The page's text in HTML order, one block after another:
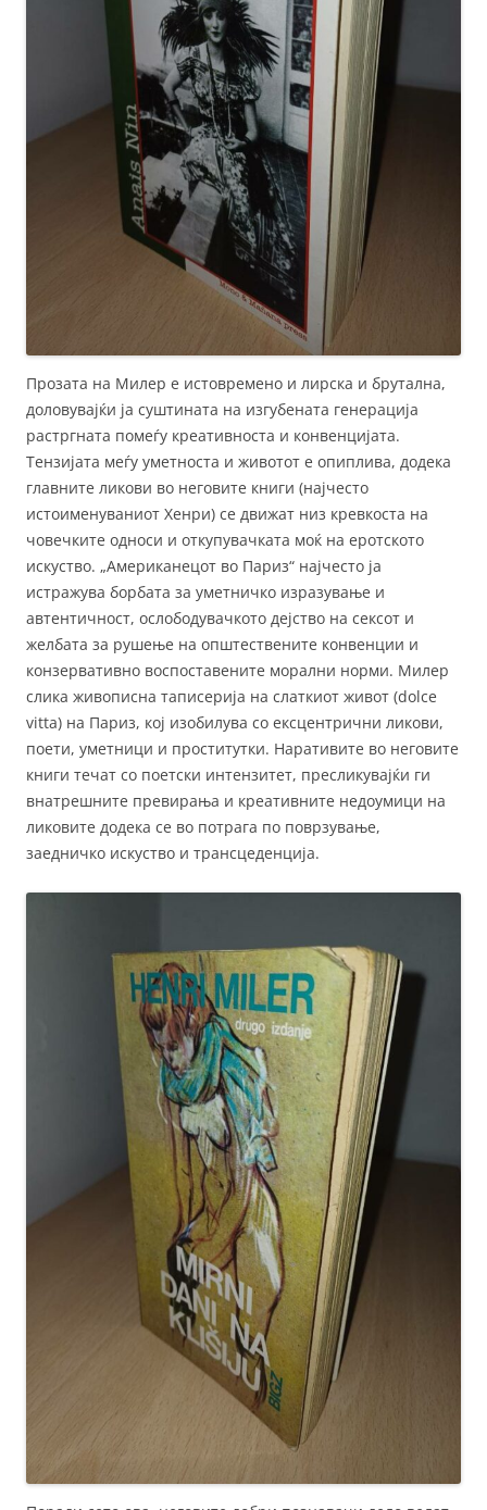
Прозата на Милер е истовремено и лирска и брутална,
доловувајќи ја суштината на изгубената генерација
растргната помеѓу креативноста и конвенцијата.
Тензијата меѓу уметноста и животот е опиплива, додека
главните ликови во неговите книги (најчесто
истоименуваниот Хенри) се движат низ кревкоста на
човечките односи и откупувачката моќ на еротското
искуство. „Американецот во Париз“ најчесто ја
истражува борбата за уметничко изразување и
автентичност, ослободувачкото дејство на сексот и
желбата за рушење на општествените конвенции и
конзервативно воспоставените морални норми. Милер
слика живописна таписерија на слаткиот живот (dolce
vitta) на Париз, кој изобилува со ексцентрични ликови,
поети, уметници и проститутки. Наративите во неговите
книги течат со поетски интензитет, пресликувајќи ги
внатрешните превирања и креативните недоумици на
ликовите додека се во потрага по поврзување,
заедничко искуство и трансцеденција.